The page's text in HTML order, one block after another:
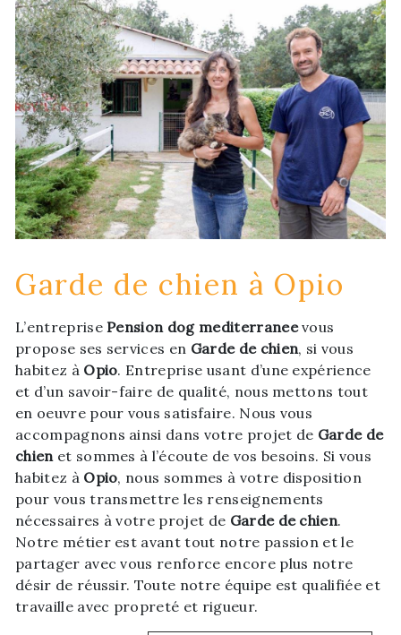
Garde de chien à Opio
L’entreprisePension dog mediterraneevous
propose ses services en Garde de chien, si vous
habitez à Opio. Entreprise usant d’une expérience
et d’un savoir-faire de qualité, nous mettons tout
en oeuvre pour vous satisfaire. Nous vous
accompagnons ainsi dans votre projet de Garde de
chienet sommes à l’écoute de vos besoins. Si vous
habitez à Opio, nous sommes à votre disposition
pour vous transmettre les renseignements
nécessaires à votre projet de Garde de chien.
Notre métier est avant tout notre passion et le
partager avec vous renforce encore plus notre
désir de réussir. Toute notre équipe est qualifiée et
travaille avec propreté et rigueur.